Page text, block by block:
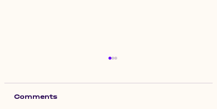
Comments